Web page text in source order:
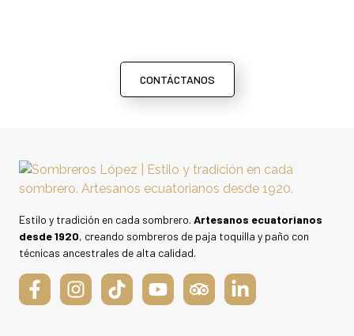
CONTÁCTANOS
Estilo y tradición en cada sombrero. Artesanos ecuatorianos
desde 1920, creando sombreros de paja toquilla y paño con
técnicas ancestrales de alta calidad.